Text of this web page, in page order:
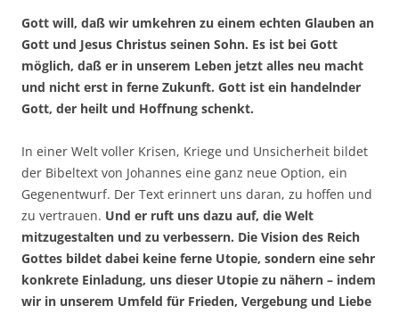
Gott will, daß wir umkehren zu einem echten Glauben an
Gott und Jesus Christus seinen Sohn. Es ist bei Gott
möglich, daß er in unserem Leben jetzt alles neu macht
und nicht erst in ferne Zukunft. Gott ist ein handelnder
Gott, der heilt und Hoffnung schenkt.
In einer Welt voller Krisen, Kriege und Unsicherheit bildet
der Bibeltext von Johannes eine ganz neue Option, ein
Gegenentwurf. Der Text erinnert uns daran, zu hoffen und
zu vertrauen. Und er ruft uns dazu auf, die Welt
mitzugestalten und zu verbessern. Die Vision des Reich
Gottes bildet dabei keine ferne Utopie, sondern eine sehr
konkrete Einladung, uns dieser Utopie zu nähern – indem
wir in unserem Umfeld für Frieden, Vergebung und Liebe